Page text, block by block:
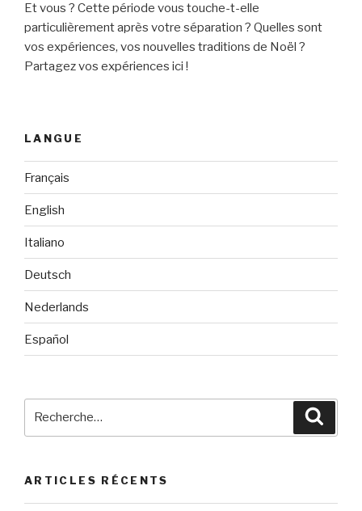
Et vous ? Cette période vous touche-t-elle
particulièrement après votre séparation ? Quelles sont
vos expériences, vos nouvelles traditions de Noël ?
Partagez vos expériences ici !
LANGUE
Français
English
Italiano
Deutsch
Nederlands
Español
ARTICLES RÉCENTS